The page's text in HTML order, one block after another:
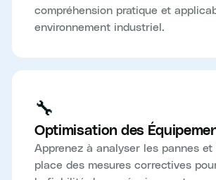
compréhension pratique et
environnement industriel.
🔧
Optimisation des
Apprenez à analyser les pannes
place des mesures correctives